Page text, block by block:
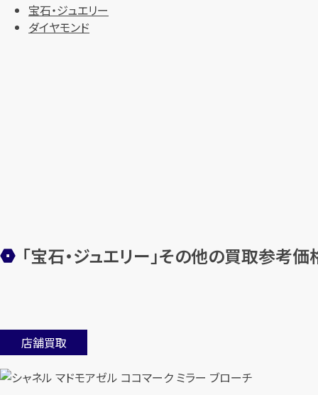
宝石・ジュエリー
ダイヤモンド
「宝石・ジュエリー」その他の買取参考価
店舗買取